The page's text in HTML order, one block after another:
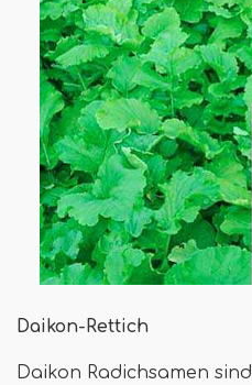
Daikon-Rettich
Daikon Radichsamen sind